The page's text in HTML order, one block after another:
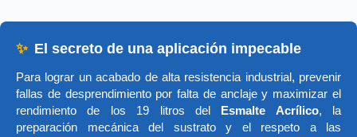
✨ El secreto de una aplicación impecable
Para lograr un acabado de alta resistencia industrial, prevenir
fallas de desprendimiento por falta de anclaje y maximizar el
rendimiento de los 19 litros del
Esmalte Acrílico, la
preparación mecánica del sustrato y el respeto a las